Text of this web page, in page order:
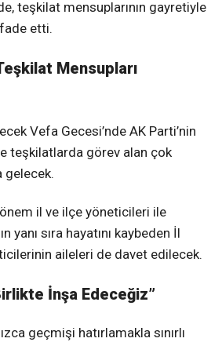
teşkilat mensuplarının gayretiyle
etti.
Mensupları
Vefa Gecesi’nde AK Parti’nin
teşkilatlarda görev alan çok
gelecek.
il ve ilçe yöneticileri ile
yanı sıra hayatını kaybeden İl
aileleri de davet edilecek.
İnşa Edeceğiz”
geçmişi hatırlamakla sınırlı